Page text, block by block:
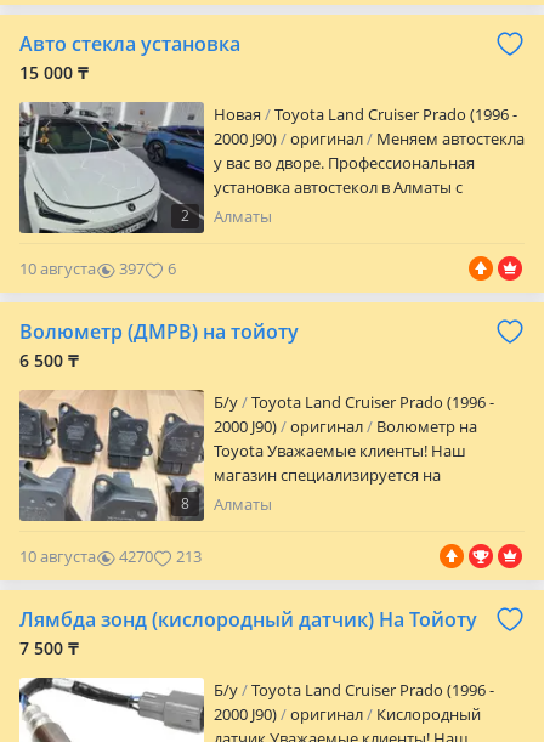
Авто стекла установка
15 000 ₸
2
Новая
Toyota Land Cruiser Prado (1996 -
2000 J90)
оригинал
Меняем автостекла
у вас во дворе. Профессиональная
установка автостекол в Алматы с
выездом клиенту. Гарантия до 3 лет, Мы
выполняем замену стекла в течение 30
минут Опыт работа 15 лет Лобовые
стекло на грузовые авто
Алматы
10 августа 397 6
Волюметр (ДМРВ) на тойоту
6 500 ₸
8
Б/y
Toyota Land Cruiser Prado (1996 -
2000 J90)
оригинал
Волюметр на
Toyota Уважаемые клиенты! Наш
магазин специализируется на
электронной части автомобилей,
происхождения. ФОТО ДЛЯ ВНИМАНИЯ,
для уточнения цены и наличия, звоните
по номеру телефона указанного в
объявлении с 10: 00 до 21: 00 БЕЗ
оригинальных новых, оригинальных б/
у запчастей. Только проверенные,
Алматы
10 августа 4270 213
Лямбда зонд (кислородный датчик) На Тойоту
7 500 ₸
Б/y
Toyota Land Cruiser Prado (1996 -
2000 J90)
оригинал
Кислородный